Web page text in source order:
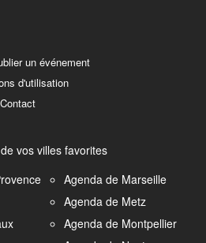
un événement
d'utilisation
Contact
vos villes favorites
Agenda de Marseille
Agenda de Metz
Agenda de Montpellier